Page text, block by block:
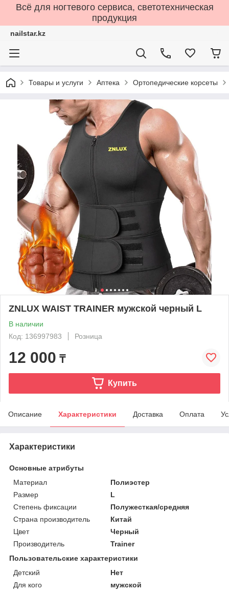
Всё для ногтевого сервиса, светотехническая
продукция
nailstar.kz
Товары и услуги Аптека Ортопедические корсеты
ZNLUX WAIST TRAINER мужской черный L
В наличии
Код: 136997983
Розница
12 000 ₸
Купить
Описание Характеристики Доставка Оплата
Характеристики
Основные атрибуты
Материал
Полиэстер
Размер
L
Степень фиксации
Полужесткая/средняя
Страна производитель
Китай
Цвет
Черный
Производитель
Trainer
Пользовательские характеристики
Детский
Нет
Для кого
мужской